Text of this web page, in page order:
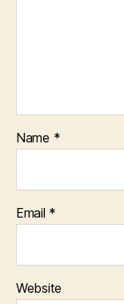
Name *
Email *
Website